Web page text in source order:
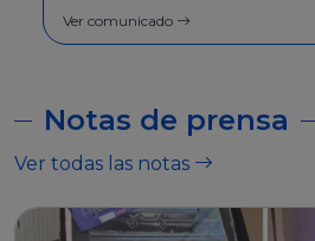
Ver comunicado
Notas de prensa
Ver todas las notas